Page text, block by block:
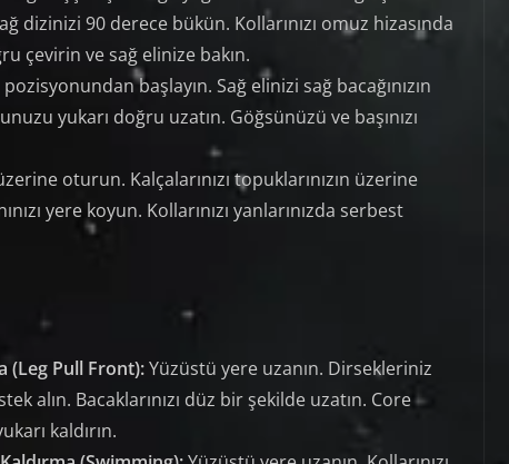
dizinizi 90 derece bükün. Kollarınızı omuz hizasında
çevirin ve sağ elinize bakın.
pozisyonundan başlayın. Sağ elinizi sağ bacağınızın
yukarı doğru uzatın. Göğsünüzü ve başınızı
oturun. Kalçalarınızı topuklarınızın üzerine
yere koyun. Kollarınızı yanlarınızda serbest
(Leg Pull Front):Yüzüstü yere uzanın. Dirsekleriniz
alın. Bacaklarınızı düz bir şekilde uzatın. Core
kaldırın.